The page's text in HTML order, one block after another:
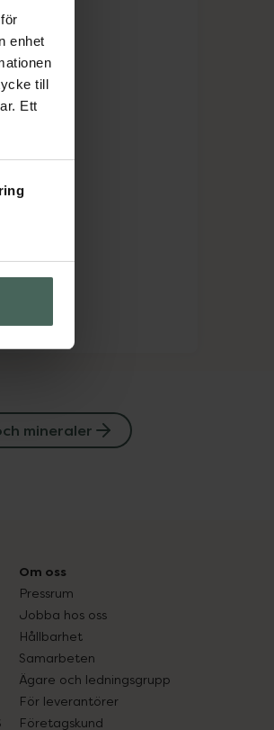
enhet
till
Ett
mineraler
Om oss
Pressrum
Jobba hos oss
Hållbarhet
Samarbeten
Ägare och ledningsgrupp
För leverantörer
Företagskund